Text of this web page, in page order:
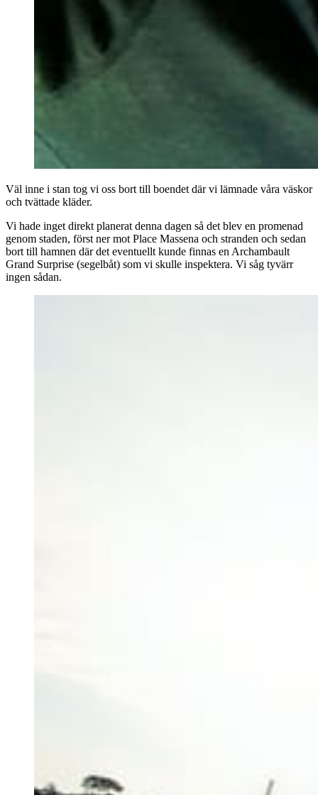
Väl inne i stan tog vi oss bort till boendet där vi lämnade våra väskor
och tvättade kläder.
Vi hade inget direkt planerat denna dagen så det blev en promenad
genom staden, först ner mot Place Massena och stranden och sedan
bort till hamnen där det eventuellt kunde finnas en Archambault
Grand Surprise (segelbåt) som vi skulle inspektera. Vi såg tyvärr
ingen sådan.